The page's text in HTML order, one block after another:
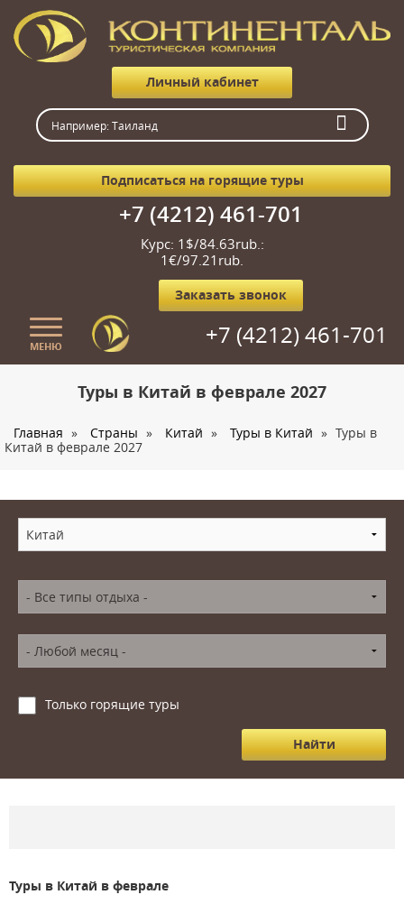
Личный кабинет
Подписаться на горящие туры
+7 (4212) 461-701
Курс: 1$/84.63rub.:
1€/97.21rub.
Заказать звонок
МЕНЮ +7 (4212) 461-701
Страны
Туристам
Корпоративное обслуживание
Контакты
Туры в Китай в феврале 2027
Главная » Страны » Китай » Туры в Китай » Туры в
Китай в феврале 2027
Только горящие туры
Туры в Китай в феврале